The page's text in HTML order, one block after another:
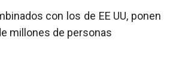
con los de EE UU, ponen
millones de personas